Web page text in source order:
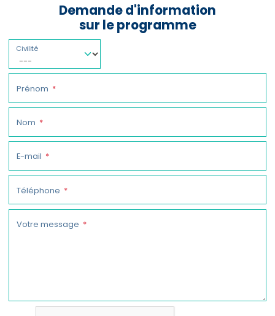
Demande d'information
sur le programme
Civilité
Prénom
Nom
E-mail
Téléphone
Votre message